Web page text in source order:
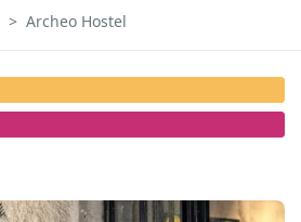
Archeo Hostel